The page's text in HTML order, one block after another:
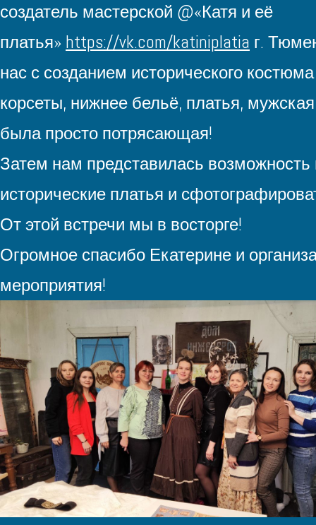
создатель мастерской @«Катя и её
платья» https://vk.com/katiniplatia г.
нас с созданием исторического
корсеты, нижнее бельё, платья,
была просто потрясающая!
Затем нам представилась
исторические платья и
От этой встречи мы в восторге!
Огромное спасибо Екатерине и
мероприятия!